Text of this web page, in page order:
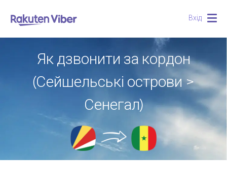
Вхід
Як дзвонити за кордон
(Сейшельські острови >
Сенегал)